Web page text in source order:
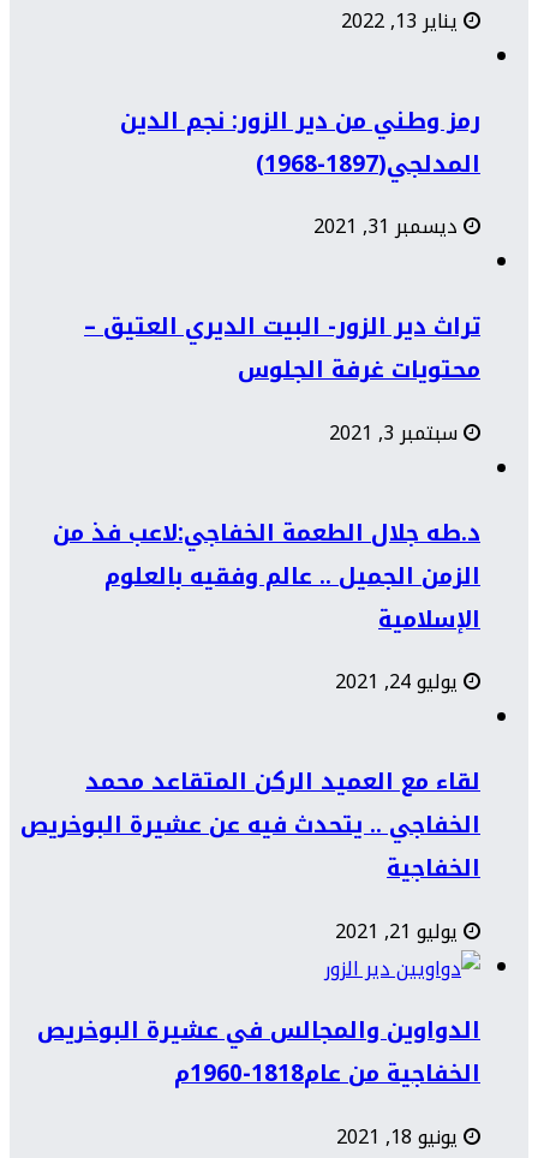
يناير 13, 2022
رمز وطني من دير الزور: نجم الدين
المدلجي(1897-1968)
ديسمبر 31, 2021
تراث دير الزور- البيت الديري العتيق –
محتويات غرفة الجلوس
سبتمبر 3, 2021
د.طه جلال الطعمة الخفاجي:لاعب فذ من
الزمن الجميل .. عالم وفقيه بالعلوم
الإسلامية
يوليو 24, 2021
لقاء مع العميد الركن المتقاعد محمد
الخفاجي .. يتحدث فيه عن عشيرة البوخريص
الخفاجية
يوليو 21, 2021
الدواوين والمجالس في عشيرة البوخريص
الخفاجية من عام1818-1960م
يونيو 18, 2021